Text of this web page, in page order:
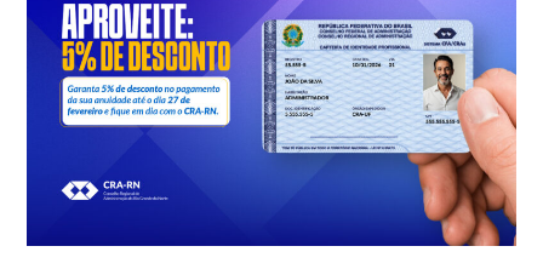
Do
Sistema
CFA/CRAs
Em
2026